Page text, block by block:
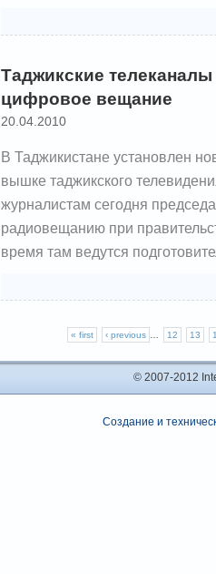
Таджикские
цифровое вещание
20.04.2010
В Таджикистане установлен
вышке таджикского
журналистам сегодня
радиовещанию при
время там ведутся
« first ‹ previous … 12 13
© 2007-2012
Создание и